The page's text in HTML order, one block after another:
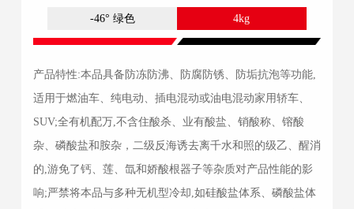
-46° 绿色 4kg
产品特性:本品具备防冻防沸、防腐防锈、防垢抗泡等功能,
适用于燃油车、纯电动、插电混动或油电混动家用轿车、
SUV;全有机配万,不含住酸杀、业有酸盐、销酸称、镕酸
杂、磷酸盐和胺杂，二级反海诱去离千水和照的级乙、醒消
的,游免了钙、莲、氙和娇酸根器子等杂质对产品性能的影
响;严禁将本品与多种无机型冷却,如硅酸盐体系、磷酸盐体